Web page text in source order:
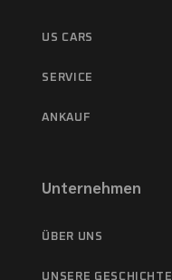
US CARS
SERVICE
ANKAUF
Unternehmen
ÜBER UNS
UNSERE GESCHICHTE